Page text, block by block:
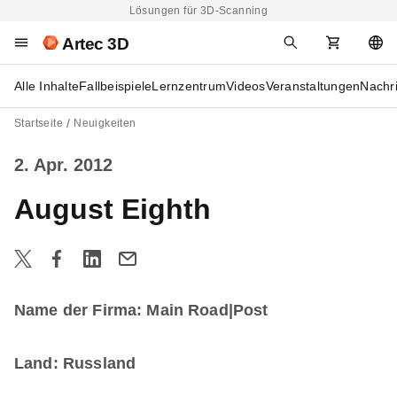
Lösungen für 3D-Scanning
Artec 3D
Alle InhalteFallbeispieleLernzentrumVideosVeranstaltungen
Startseite Neuigkeiten
2. Apr. 2012
August Eighth
Name der Firma: Main Road|Post
Land: Russland